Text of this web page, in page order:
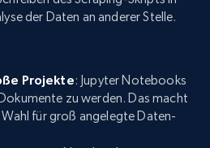
der Daten an anderer Stelle.
Projekte: Jupyter Notebooks
zu werden. Das macht
für groß angelegte Daten-